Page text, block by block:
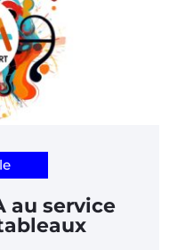
au service